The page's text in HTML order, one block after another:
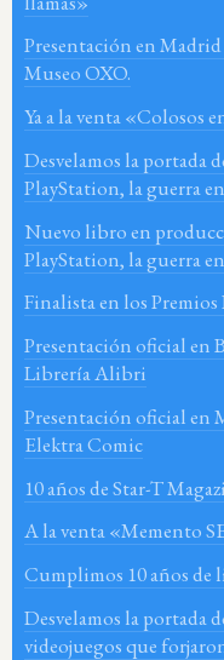
Presentación en
Museo OXO.
Ya a la venta «Colosos
Desvelamos la portada
PlayStation, la guerra
Nuevo libro en
PlayStation, la guerra
Finalista en los
Presentación oficial en
Librería Alibri
Presentación oficial en
Elektra Comic
10 años de Star-T
A la venta «Memento
Cumplimos 10 años de
Desvelamos la portada
videojuegos que